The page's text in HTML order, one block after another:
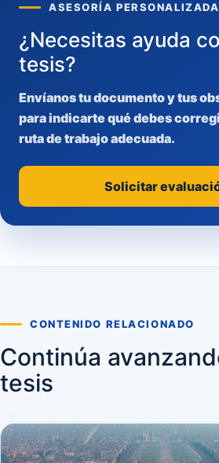
ASESORÍA PERSONALIZADA
¿Necesitas ayuda
tesis?
Envíanos tu documento y tus
para indicarte qué debes
ruta de trabajo adecuada.
Solicitar
CONTENIDO RELACIONADO
Continúa
tesis